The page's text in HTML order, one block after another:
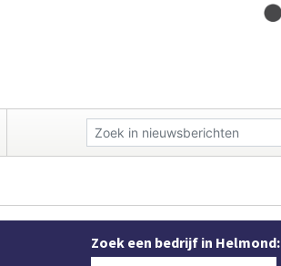
Zoek een bedrijf in Helmond: